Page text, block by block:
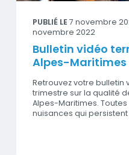
PUBLIÉ LE 7 novembre
novembre 2022
Bulletin vidéo
Alpes-Maritimes
Retrouvez votre
trimestre sur la qualité
Alpes-Maritimes. Toutes
nuisances qui